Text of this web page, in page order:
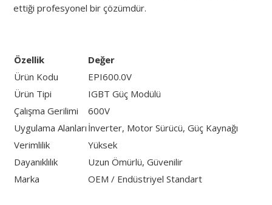
ettiği profesyonel bir çözümdür.
Özellik
Değer
Ürün Kodu
EPI600.0V
Ürün Tipi
IGBT Güç Modülü
Çalışma Gerilimi
600V
Uygulama Alanları İnverter, Motor Sürücü, Güç Kaynağı
Verimlilik
Yüksek
Dayanıklılık
Uzun Ömürlü, Güvenilir
Marka
OEM / Endüstriyel Standart